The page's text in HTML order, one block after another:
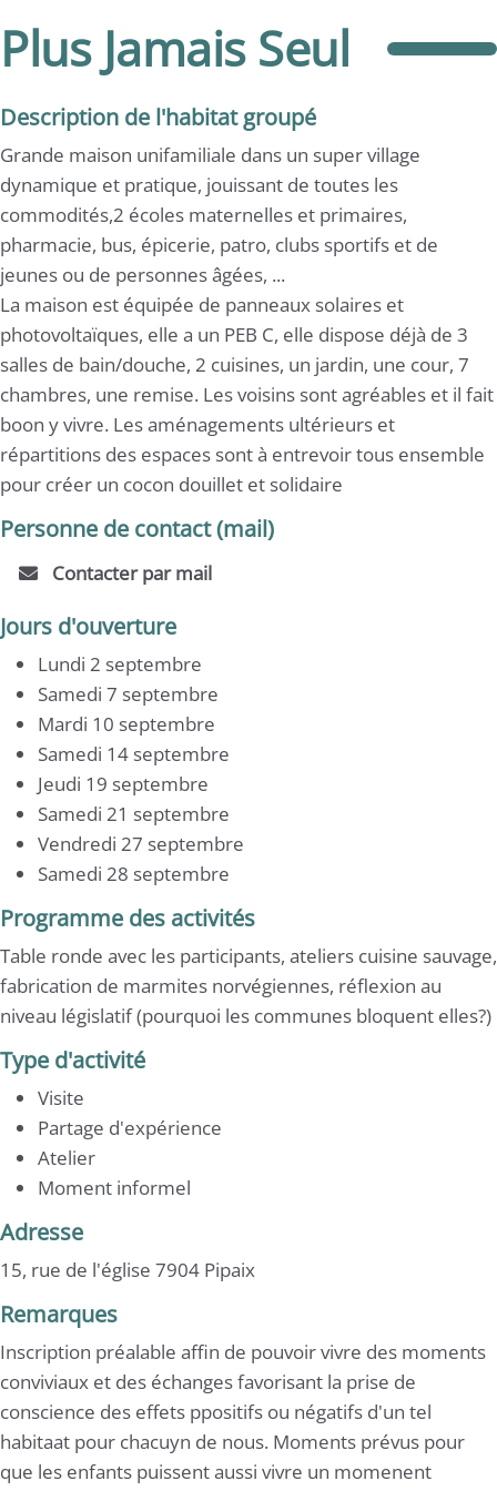
Plus Jamais Seul
Description de l'habitat groupé
Grande maison unifamiliale dans un super village
dynamique et pratique, jouissant de toutes les
commodités,2 écoles maternelles et primaires,
pharmacie, bus, épicerie, patro, clubs sportifs et de
jeunes ou de personnes âgées, ...
La maison est équipée de panneaux solaires et
photovoltaïques, elle a un PEB C, elle dispose déjà de 3
salles de bain/douche, 2 cuisines, un jardin, une cour, 7
chambres, une remise. Les voisins sont agréables et il fait
boon y vivre. Les aménagements ultérieurs et
répartitions des espaces sont à entrevoir tous ensemble
pour créer un cocon douillet et solidaire
Personne de contact (mail)
Contacter par mail
Jours d'ouverture
Lundi 2 septembre
Samedi 7 septembre
Mardi 10 septembre
Samedi 14 septembre
Jeudi 19 septembre
Samedi 21 septembre
Vendredi 27 septembre
Samedi 28 septembre
Programme des activités
Table ronde avec les participants, ateliers cuisine sauvage,
fabrication de marmites norvégiennes, réflexion au
niveau législatif (pourquoi les communes bloquent elles?)
Type d'activité
Visite
Partage d'expérience
Atelier
Moment informel
Adresse
15, rue de l'église 7904 Pipaix
Remarques
Inscription préalable affin de pouvoir vivre des moments
conviviaux et des échanges favorisant la prise de
conscience des effets ppositifs ou négatifs d'un tel
habitaat pour chacuyn de nous. Moments prévus pour
que les enfants puissent aussi vivre un momenent